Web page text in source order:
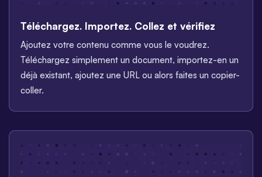
Téléchargez. Importez. Collez et vérifiez
Ajoutez votre contenu comme vous le voudrez.
Téléchargez simplement un document, importez-en un
déjà existant, ajoutez une URL ou alors faites un copier-
coller.